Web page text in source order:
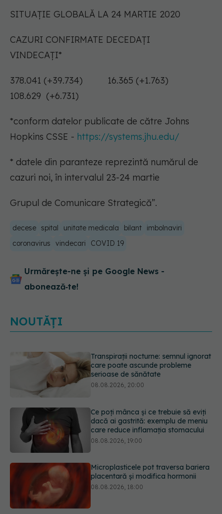
SITUAȚIE GLOBALĂ LA 24 MARTIE 2020
CAZURI CONFIRMATE DECEDAȚI
VINDECAȚI*
378.041 (+39.734) 16.365 (+1.763)
108.629 (+6.731)
*conform datelor publicate de către Johns
Hopkins CSSE - https://systems.jhu.edu/
* datele din paranteze reprezintă numărul de
cazuri noi, în intervalul 23-24 martie
Grupul de Comunicare Strategică”.
decese spital unitate medicala bilant
imbolnaviri
coronavirus
vindecari COVID 19
Urmărește-ne și pe Google News -
abonează‑te!
NOUTĂȚI
Ce poți mânca și ce trebuie să eviți
dacă ai gastrită: exemplu de meniu
care reduce inflamația stomacului
08.08.2026, 19:00
Microplasticele pot traversa bariera
placentară și modifica hormonii
08.08.2026, 18:00
Trucul genial cu ceai negru pentru
păr. Tot mai multe femei îl adoră
08.08.2026, 17:00